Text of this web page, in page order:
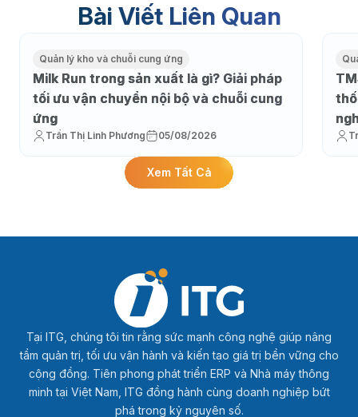
Bài Viết Liên Quan
Quản lý kho và chuỗi cung ứng
Milk Run trong sản xuất là gì? Giải pháp
tối ưu vận chuyển nội bộ và chuỗi cung
ứng
Trần Thị Linh Phương 05/08/2026
Xem Tất Cả
Tại ITG, chúng tôi tin rằng sức mạnh công nghệ giúp nâng
tầm quản trị, tối ưu vận hành và kiến tạo giá trị bền vững cho
cộng đồng. Tiên phong phát triển ERP và Nhà máy thông
minh tại Việt Nam, ITG đồng hành cùng doanh nghiệp bứt
phá trong kỷ nguyên số.